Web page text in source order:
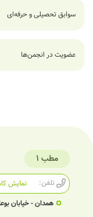
سوابق تحصیلی و حرفه‌ای
عضویت در انجمن‌ها
مطب 1
تلفن:
نمایش
همدان - خیابان